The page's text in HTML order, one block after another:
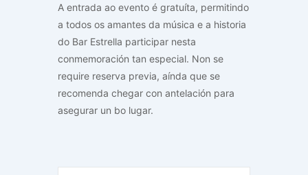
A entrada ao evento é gratuíta, permitindo
a todos os amantes da música e a historia
do Bar Estrella participar nesta
conmemoración tan especial. Non se
require reserva previa, aínda que se
recomenda chegar con antelación para
asegurar un bo lugar.